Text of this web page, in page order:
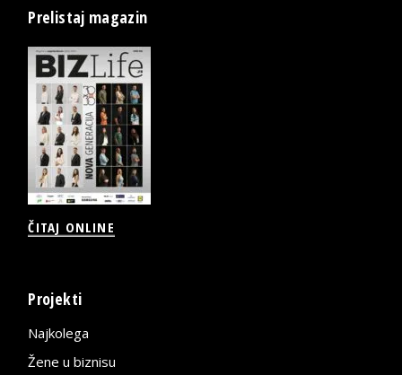
Prelistaj magazin
ČITAJ ONLINE
Projekti
Najkolega
Žene u biznisu